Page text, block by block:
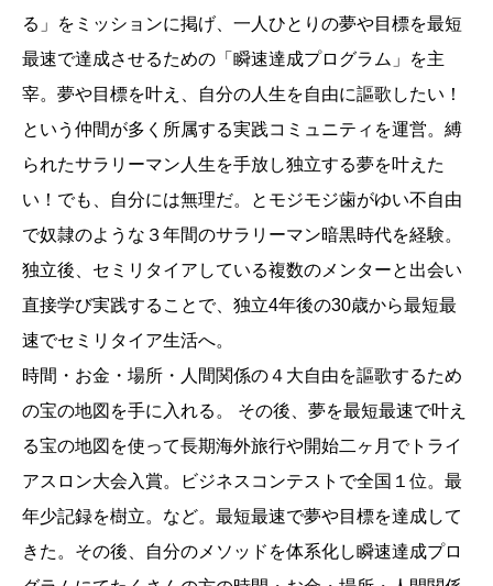
る」をミッションに掲げ、一人ひとりの夢や目標を最短
最速で達成させるための「瞬速達成プログラム」を主
宰。夢や目標を叶え、自分の人生を自由に謳歌したい！
という仲間が多く所属する実践コミュニティを運営。縛
られたサラリーマン人生を手放し独立する夢を叶えた
い！でも、自分には無理だ。とモジモジ歯がゆい不自由
で奴隷のような３年間のサラリーマン暗黒時代を経験。
独立後、セミリタイアしている複数のメンターと出会い
直接学び実践することで、独立4年後の30歳から最短最
速でセミリタイア生活へ。
時間・お金・場所・人間関係の４大自由を謳歌するため
の宝の地図を手に入れる。 その後、夢を最短最速で叶え
る宝の地図を使って長期海外旅行や開始二ヶ月でトライ
アスロン大会入賞。ビジネスコンテストで全国１位。最
年少記録を樹立。など。最短最速で夢や目標を達成して
きた。その後、自分のメソッドを体系化し瞬速達成プロ